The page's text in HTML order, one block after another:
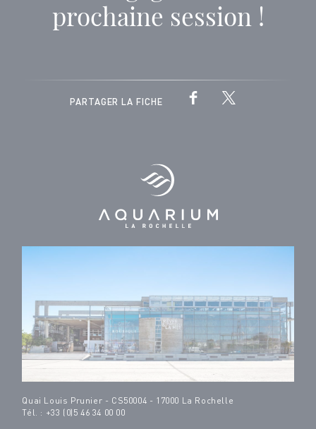
prochaine session !
PARTAGER LA FICHE
Quai Louis Prunier - CS50004 - 17000 La Rochelle
Tél. : +33 (0)5 46 34 00 00